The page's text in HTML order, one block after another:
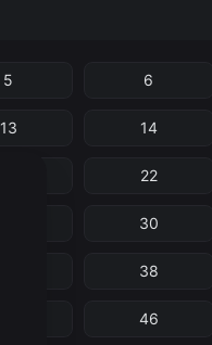
5 6
13 14
22
30
38
46